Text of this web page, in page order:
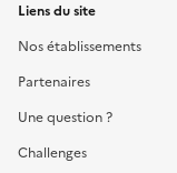
Liens du site
Nos établissements
Partenaires
Une question ?
Challenges